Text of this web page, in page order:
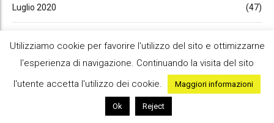
Luglio 2020 (47)
Maggio 2020 (30)
(23)
Utilizziamo cookie per favorire l'utilizzo del sito e ottimizzarne
l'esperienza di navigazione. Continuando la visita del sito
l'utente accetta l'utilizzo dei cookie.
Maggiori informazioni
Ok Reject